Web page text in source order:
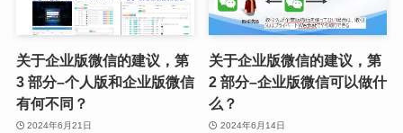
关于企业版微信的建议，第
3 部分–个人版和企业版微信
有何不同？
2024年6月21日
关于企业版微信的建议，第
2 部分–企业版微信可以做什
么？
2024年6月14日